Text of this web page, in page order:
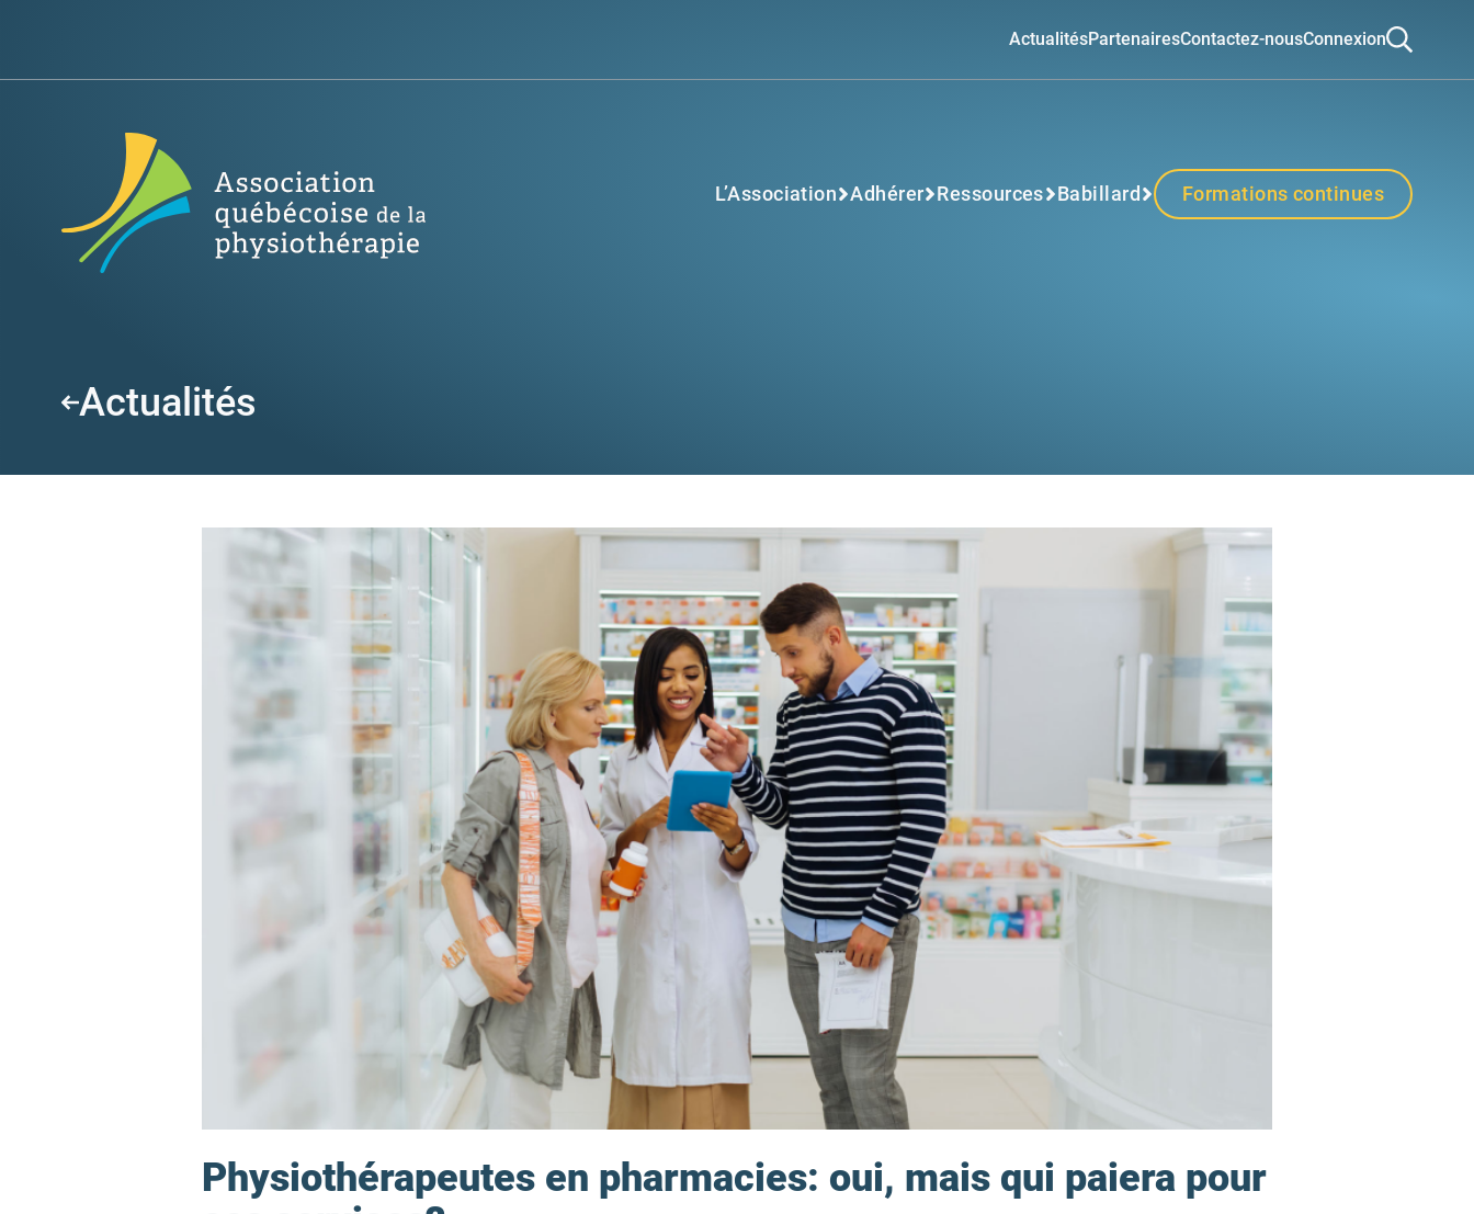
ActualitésPartenairesContactez-nousConnexion
L’Association Adhérer Ressources Babillard Formations continues
Actualités
Physiothérapeutes en pharmacies: oui, mais qui paiera pour